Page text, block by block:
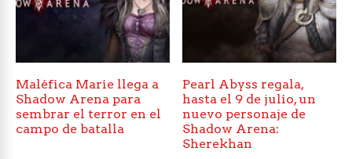
Maléfica Marie llega a
Shadow Arena para
sembrar el terror en el
campo de batalla
Pearl Abyss regala,
hasta el 9 de julio, un
nuevo personaje de
Shadow Arena:
Sherekhan